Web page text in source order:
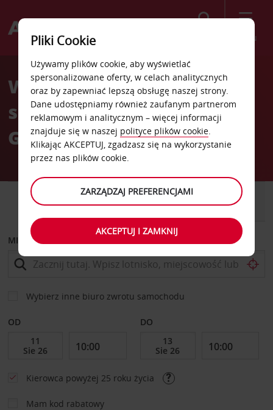
Menu
Welcome
AvisWypożyczalnia
samochodów Tuxtla
Gutiérrez
SAMOCHÓD
SAMOCHÓD
DOSTAWCZY
MIEJSCE ODBIORU
Wybierz inne biuro zwrotu samochodu
OD DO
Kierowca powyżej 25 roku życia
Mam kod rabatowy
Pliki Cookie
Używamy plików cookie, aby wyświetlać
spersonalizowane oferty, w celach analitycznych
oraz by zapewniać lepszą obsługę naszej strony.
Dane udostępniamy również zaufanym partnerom
reklamowym i analitycznym – więcej informacji
znajduje się w naszej polityce plików cookie.
Klikając AKCEPTUJ, zgadzasz się na wykorzystanie
przez nas plików cookie.
ZARZĄDZAJ PREFERENCJAMI
AKCEPTUJ I ZAMKNIJ